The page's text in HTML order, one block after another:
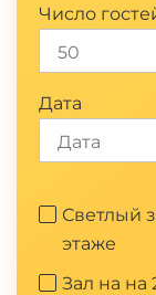
Число
Дата
Светлый
этаже
Зал на на